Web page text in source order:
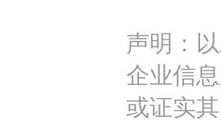
声明：
企业信
或证实